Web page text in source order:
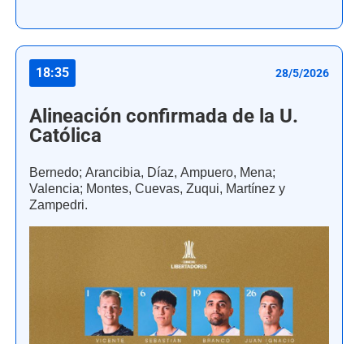
18:35 28/5/2026
Alineación confirmada de la U.
Católica
Bernedo; Arancibia, Díaz, Ampuero, Mena;
Valencia; Montes, Cuevas, Zuqui, Martínez y
Zampedri.